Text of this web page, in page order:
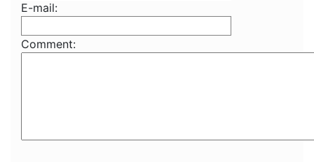
E-mail:
Comment: